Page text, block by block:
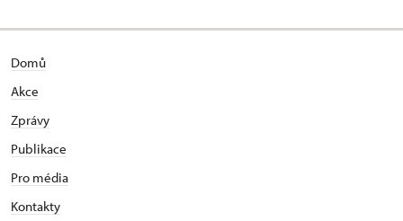
Domů
Akce
Zprávy
Publikace
Pro média
Kontakty